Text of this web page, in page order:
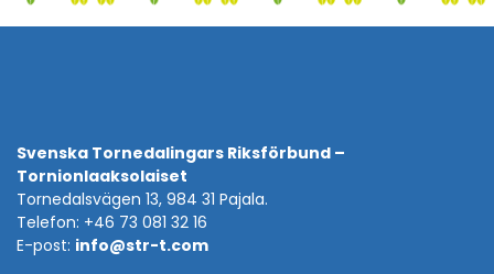
Svenska Tornedalingars Riksförbund –
Tornionlaaksolaiset
Tornedalsvägen 13, 984 31 Pajala.
Telefon: +46 73 081 32 16
E-post: info@str-t.com